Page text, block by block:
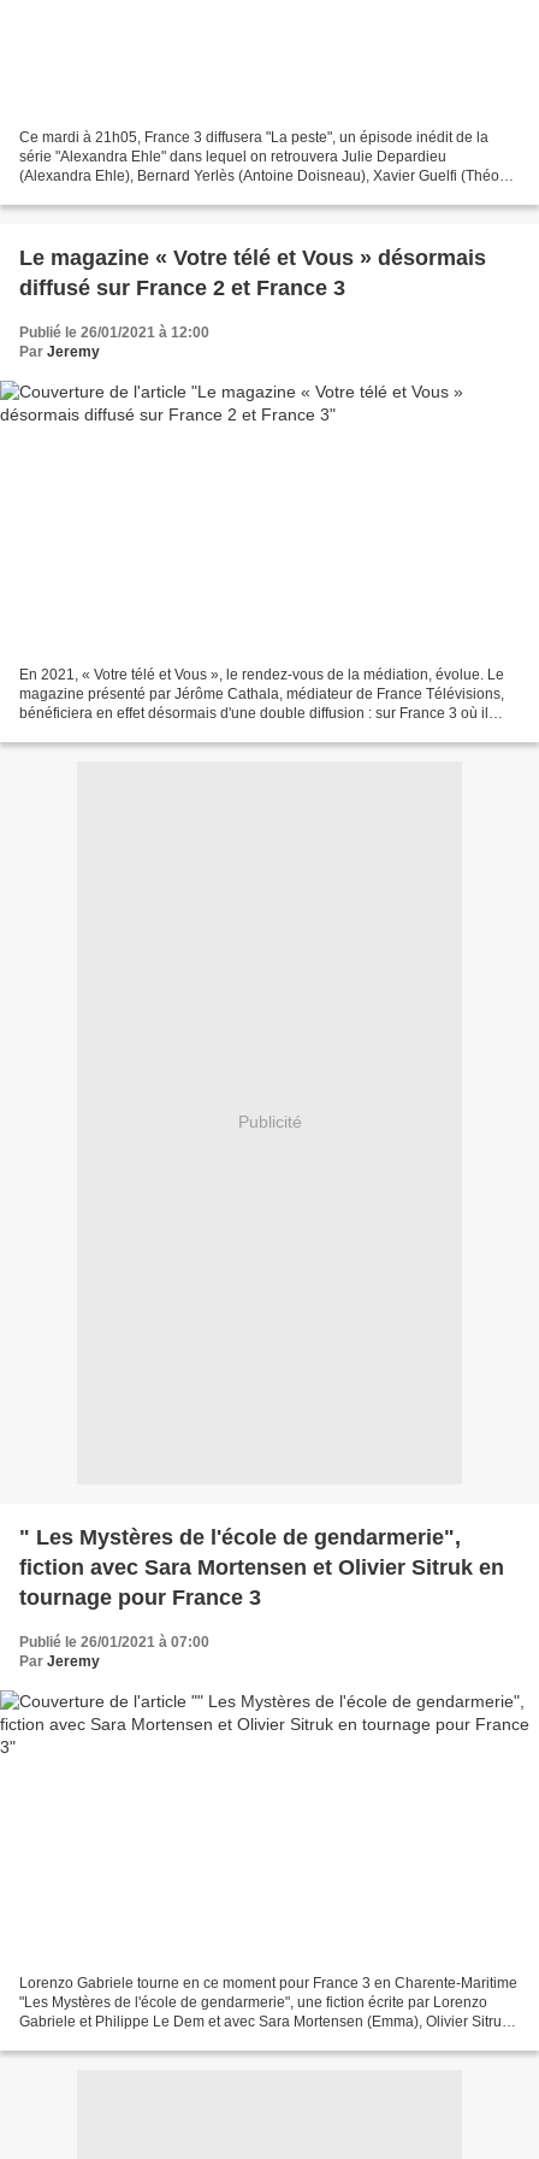
Ce mardi à 21h05, France 3 diffusera "La peste", un épisode inédit de la
série "Alexandra Ehle" dans lequel on retrouvera Julie Depardieu
(Alexandra Ehle), Bernard Yerlès (Antoine Doisneau), Xavier Guelfi (Théo
Le magazine « Votre télé et Vous » désormais
diffusé sur France 2 et France 3
Publié le 26/01/2021 à 12:00
Par Jeremy
En 2021, « Votre télé et Vous », le rendez-vous de la médiation, évolue. Le
magazine présenté par Jérôme Cathala, médiateur de France Télévisions,
bénéficiera en effet désormais d'une double diffusion : sur France 3 où il
Publicité
" Les Mystères de l'école de gendarmerie",
fiction avec Sara Mortensen et Olivier Sitruk en
tournage pour France 3
Publié le 26/01/2021 à 07:00
Par Jeremy
Lorenzo Gabriele tourne en ce moment pour France 3 en Charente-Maritime
"Les Mystères de l'école de gendarmerie", une fiction écrite par Lorenzo
Gabriele et Philippe Le Dem et avec Sara Mortensen (Emma), Olivier Sitruk